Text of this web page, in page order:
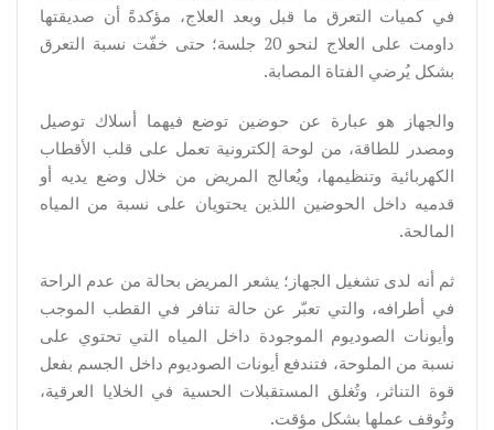
في كميات التعرق ما قبل وبعد العلاج، مؤكدةً أن صديقتها
داومت على العلاج لنحو 20 جلسة؛ حتى خفّت نسبة التعرق
بشكل يُرضي الفتاة المصابة.
والجهاز هو عبارة عن حوضين توضع فيهما أسلاك توصيل
ومصدر للطاقة، من لوحة إلكترونية تعمل على قلب الأقطاب
الكهربائية وتنظيمها، ويُعالج المريض من خلال وضع يديه أو
قدميه داخل الحوضين اللذين يحتويان على نسبة من المياه
المالحة.
ثم أنه لدى تشغيل الجهاز؛ يشعر المريض بحالة من عدم الراحة
في أطرافه، والتي تعبّر عن حالة تنافر في القطب الموجب
وأيونات الصوديوم الموجودة داخل المياه التي تحتوي على
نسبة من الملوحة، فتندفع أيونات الصوديوم داخل الجسم بفعل
قوة التناثر، وتُغلق المستقبلات الحسية في الخلايا العرقية،
وتُوقف عملها بشكل مؤقت.